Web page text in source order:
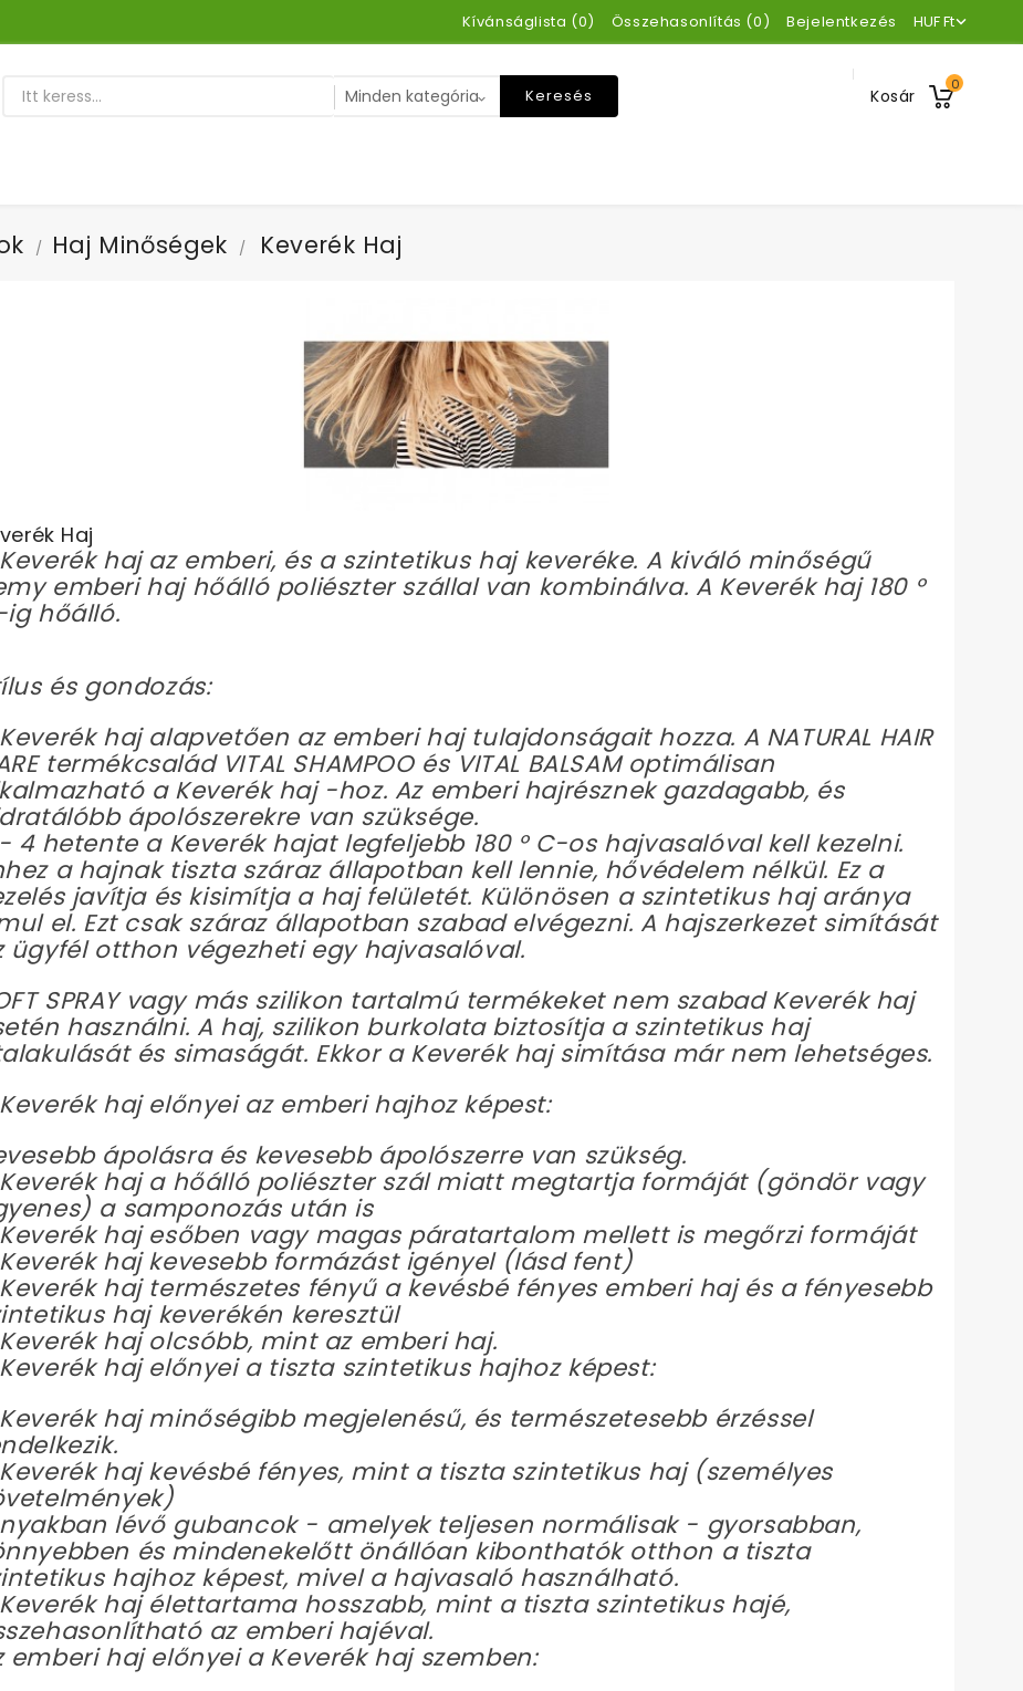
HUF Ft
Bejelentkezés
Összehasonlítás (0)
Kívánságlista (0)
Kosár
0
Keresés
Haj Minőségek Keverék Haj
Haj
haj az emberi, és a szintetikus haj keveréke. A kiváló minőségű
emberi haj hőálló poliészter szállal van kombinálva. A Keverék haj 180 °
ig hőálló.
és gondozás:
haj alapvetően az emberi haj tulajdonságait hozza. A NATURAL HAIR
termékcsalád VITAL SHAMPOO és VITAL BALSAM optimálisan
a Keverék haj -hoz. Az emberi hajrésznek gazdagabb, és
ápolószerekre van szüksége.
4 hetente a Keverék hajat legfeljebb 180 ° C-os hajvasalóval kell kezelni.
a hajnak tiszta száraz állapotban kell lennie, hővédelem nélkül. Ez a
javítja és kisimítja a haj felületét. Különösen a szintetikus haj aránya
el. Ezt csak száraz állapotban szabad elvégezni. A hajszerkezet simítását
ügyfél otthon végezheti egy hajvasalóval.
SPRAY vagy más szilikon tartalmú termékeket nem szabad Keverék haj
használni. A haj, szilikon burkolata biztosítja a szintetikus haj
és simaságát. Ekkor a Keverék haj simítása már nem lehetséges.
haj előnyei az emberi hajhoz képest:
ápolásra és kevesebb ápolószerre van szükség.
haj a hőálló poliészter szál miatt megtartja formáját (göndör vagy
a samponozás után is
haj esőben vagy magas páratartalom mellett is megőrzi formáját
haj kevesebb formázást igényel (lásd fent)
haj természetes fényű a kevésbé fényes emberi haj és a fényesebb
haj keverékén keresztül
haj olcsóbb, mint az emberi haj.
haj előnyei a tiszta szintetikus hajhoz képest:
haj minőségibb megjelenésű, és természetesebb érzéssel
haj kevésbé fényes, mint a tiszta szintetikus haj (személyes
lévő gubancok - amelyek teljesen normálisak - gyorsabban,
és mindenekelőtt önállóan kibonthatók otthon a tiszta
hajhoz képest, mivel a hajvasaló használható.
haj élettartama hosszabb, mint a tiszta szintetikus hajé,
az emberi hajéval.
emberi haj előnyei a Keverék haj szemben: